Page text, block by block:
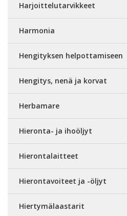
Harjoittelutarvikkeet
Harmonia
Hengityksen helpottamiseen
Hengitys, nenä ja korvat
Herbamare
Hieronta- ja ihoöljyt
Hierontalaitteet
Hierontavoiteet ja -öljyt
Hiertymälaastarit